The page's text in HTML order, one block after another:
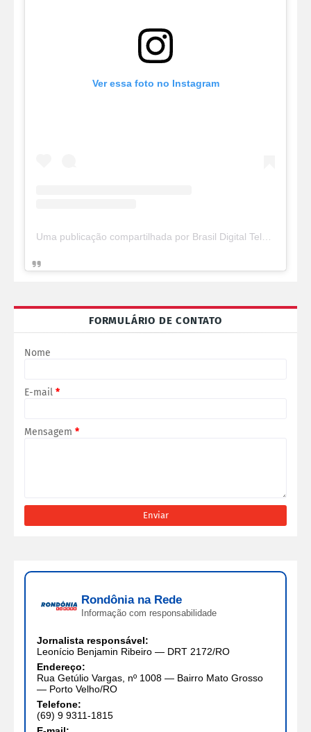
Ver essa foto no Instagram
FORMULÁRIO DE CONTATO
Nome
E-mail *
Mensagem *
Rondônia na Rede
Informação com responsabilidade
Jornalista responsável:
Leonício Benjamin Ribeiro — DRT 2172/RO
Endereço:
Rua Getúlio Vargas, nº 1008 — Bairro Mato Grosso
— Porto Velho/RO
Telefone:
(69) 9 9311-1815